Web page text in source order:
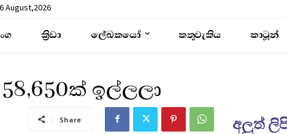
6 August,2026
ක්‍රිඩා ලේඛකයෝ කතුවැකිය කාටූන්
ඉල්ලලා
Share අලුත්